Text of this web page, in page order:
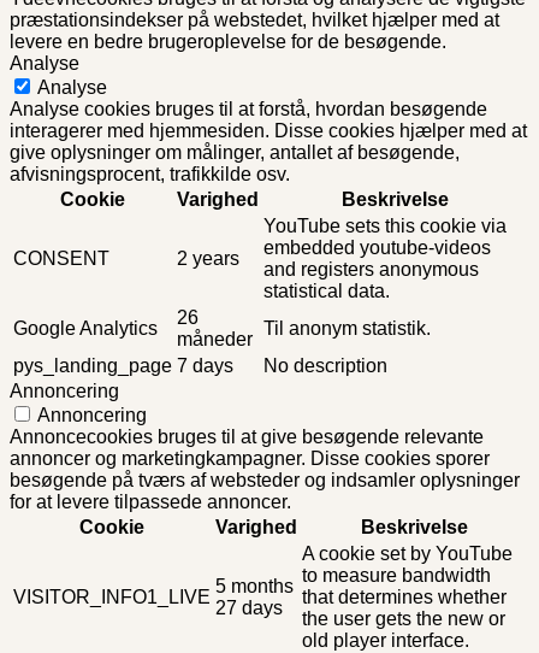
præstationsindekser på webstedet, hvilket hjælper med at
levere en bedre brugeroplevelse for de besøgende.
Analyse
Analyse
Analyse cookies bruges til at forstå, hvordan besøgende
interagerer med hjemmesiden. Disse cookies hjælper med at
give oplysninger om målinger, antallet af besøgende,
afvisningsprocent, trafikkilde osv.
Cookie
Varighed Beskrivelse
CONSENT 2 years
YouTube sets this cookie via
embedded youtube-videos
and registers anonymous
statistical data.
Google Analytics
26
måneder
Til anonym statistik.
pys_landing_page 7 days
No description
Annoncering
Annoncering
Annoncecookies bruges til at give besøgende relevante
annoncer og marketingkampagner. Disse cookies sporer
besøgende på tværs af websteder og indsamler oplysninger
for at levere tilpassede annoncer.
Cookie
Varighed Beskrivelse
VISITOR_INFO1_LIVE
5 months
27 days
A cookie set by YouTube
to measure bandwidth
that determines whether
the user gets the new or
old player interface.